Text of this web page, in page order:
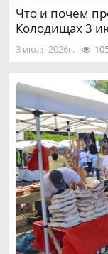
Что и почем
Колодищах 3
3 июля 2026г.